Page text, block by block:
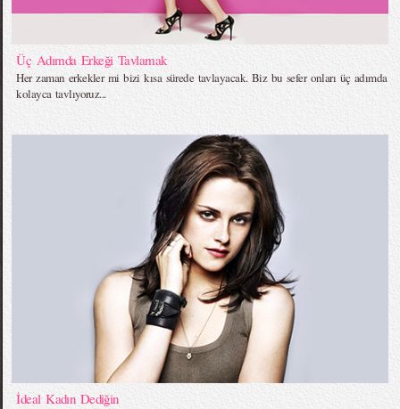
Üç Adımda Erkeği Tavlamak
Her zaman erkekler mi bizi kısa sürede tavlayacak. Biz bu sefer onları üç adımda
kolayca tavlıyoruz...
İdeal Kadın Dediğin